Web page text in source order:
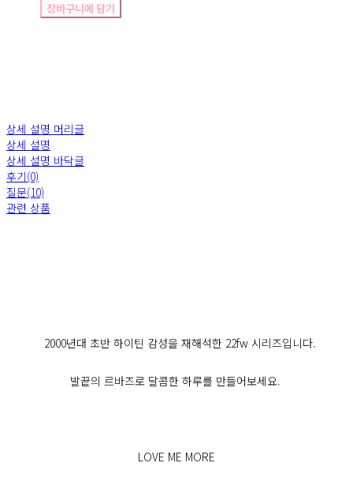
장바구니에 담기
상세 설명 머리글
상세 설명
상세 설명 바닥글
후기(0)
질문(10)
관련 상품
2000년대 초반 하이틴 감성을 재해석한 22fw 시리즈입니다.
발끝의 르바즈로 달콤한 하루를 만들어보세요.
LOVE ME MORE